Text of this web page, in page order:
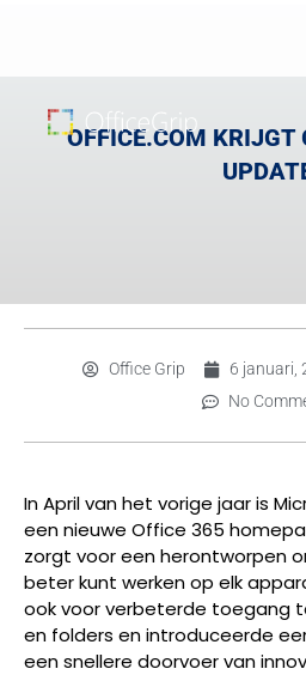
OFFICE.COM KRIJGT
Office Grip 6 januari,
No
In April van het vorige jaar is
een nieuwe Office 365
zorgt voor een herontworpen
beter kunt werken op elk
ook voor verbeterde toegang
en folders en introduceerde
een snellere doorvoer van